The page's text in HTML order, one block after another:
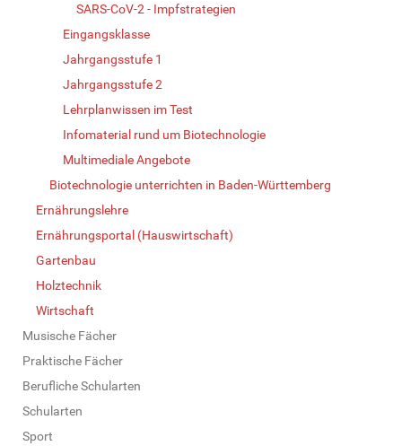
SARS-CoV-2 - Impfstrategien
Eingangsklasse
Jahrgangsstufe 1
Jahrgangsstufe 2
Lehrplanwissen im Test
Infomaterial rund um Biotechnologie
Multimediale Angebote
Biotechnologie unterrichten in Baden-Württemberg
Ernährungslehre
Ernährungsportal (Hauswirtschaft)
Gartenbau
Holztechnik
Wirtschaft
Musische Fächer
Praktische Fächer
Berufliche Schularten
Schularten
Sport